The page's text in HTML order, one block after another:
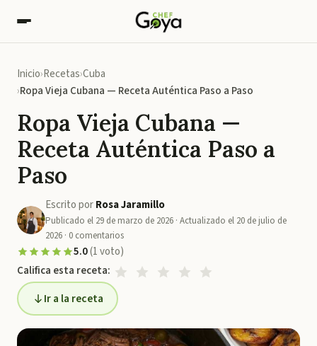
Inicio Recetas Cuba
Ropa Vieja Cubana — Receta Auténtica Paso a Paso
Ropa Vieja Cubana —
Receta Auténtica Paso a
Paso
Escrito porRosa Jaramillo
Publicado el 29 de marzo de 2026 · Actualizado el 20 de julio de
2026 · 0 comentarios
5.0(1voto)
Califica esta receta:
Ir a la receta